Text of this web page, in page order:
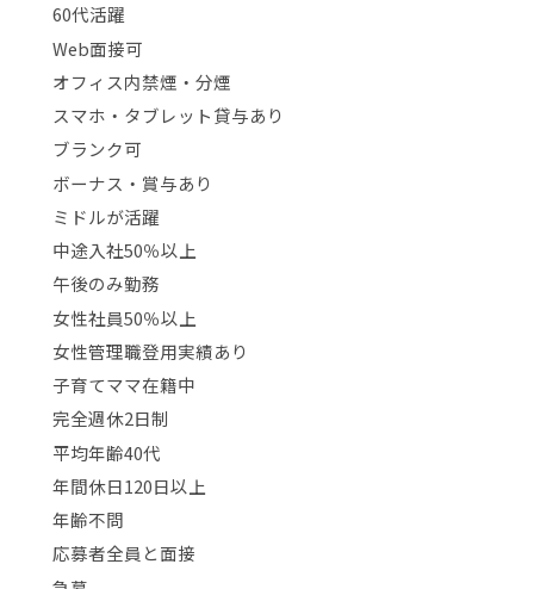
60代活躍
Web面接可
オフィス内禁煙・分煙
スマホ・タブレット貸与あり
ブランク可
ボーナス・賞与あり
ミドルが活躍
中途入社50％以上
午後のみ勤務
女性社員50％以上
女性管理職登用実績あり
子育てママ在籍中
完全週休2日制
平均年齢40代
年間休日120日以上
年齢不問
応募者全員と面接